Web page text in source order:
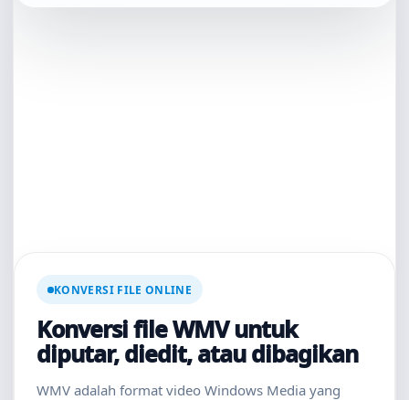
KONVERSI FILE ONLINE
Konversi file WMV untuk
diputar, diedit, atau dibagikan
WMV adalah format video Windows Media yang